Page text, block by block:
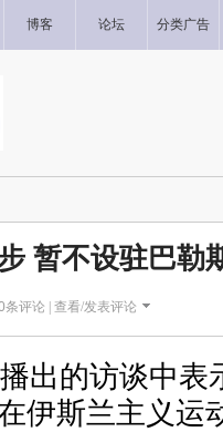
博客 论坛 分类广告
暂不设驻巴勒
条评论 | 查看/发表评论
出的访谈中表
伊斯兰主义运